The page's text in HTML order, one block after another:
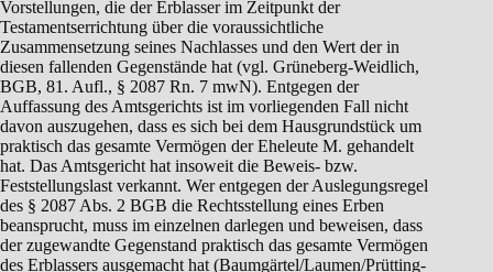
Vorstellungen, die der Erblasser im Zeitpunkt der
Testamentserrichtung über die voraussichtliche
Zusammensetzung seines Nachlasses und den Wert der in
diesen fallenden Gegenstände hat (vgl. Grüneberg-Weidlich,
BGB, 81. Aufl., § 2087 Rn. 7 mwN). Entgegen der
Auffassung des Amtsgerichts ist im vorliegenden Fall nicht
davon auszugehen, dass es sich bei dem Hausgrundstück um
praktisch das gesamte Vermögen der Eheleute M. gehandelt
hat. Das Amtsgericht hat insoweit die Beweis- bzw.
Feststellungslast verkannt. Wer entgegen der Auslegungsregel
des § 2087 Abs. 2 BGB die Rechtsstellung eines Erben
beansprucht, muss im einzelnen darlegen und beweisen, dass
der zugewandte Gegenstand praktisch das gesamte Vermögen
des Erblassers ausgemacht hat (Baumgärtel/Laumen/Prütting-